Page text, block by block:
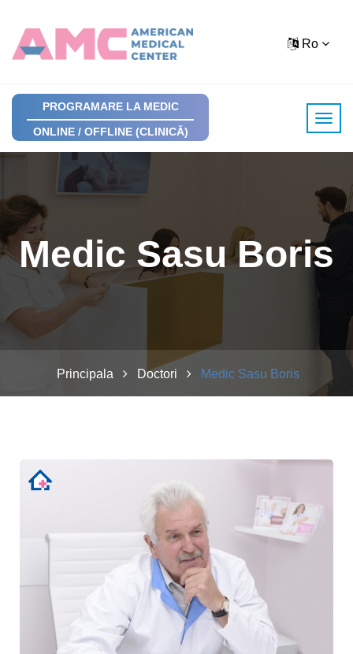
Ro
PROGRAMARE LA MEDIC
ONLINE / OFFLINE (CLINICĂ)
Medic Sasu Boris
Principala Doctori Medic Sasu Boris